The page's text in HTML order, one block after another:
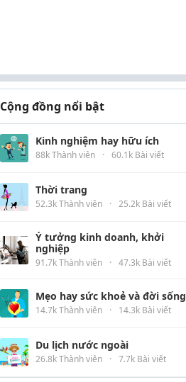
Cộng đồng nổi bật
Kinh nghiệm hay hữu ích
88k Thành viên · 60.1k Bài viết
Thời trang
52.3k Thành viên · 25.2k Bài viết
Ý tưởng kinh doanh, khởi
nghiệp
91.7k Thành viên · 47.3k Bài viết
Mẹo hay sức khoẻ và đời sống
14.7k Thành viên · 14.3k Bài viết
Du lịch nước ngoài
26.8k Thành viên · 7.7k Bài viết